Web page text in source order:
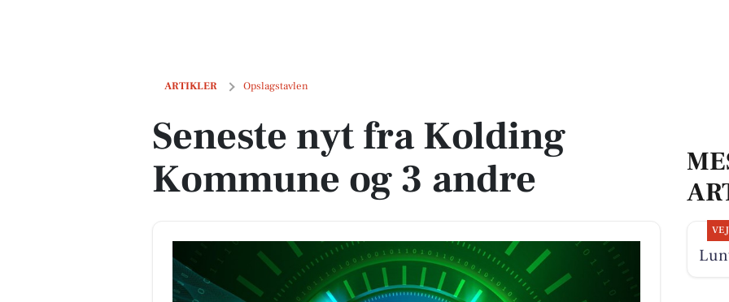
ARTIKLER Opslagstavlen
Seneste nyt fra Kolding Kommune og 3 andre
Seneste nyt fra Kolding
Kommune og 3 andre